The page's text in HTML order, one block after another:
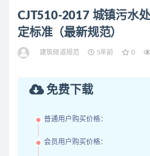
CJT510-2017 城镇污水
定标准（最新规范）
建筑频道规范 5年前 0
免费下载
普通用户购买价格：
会员用户购买价格：